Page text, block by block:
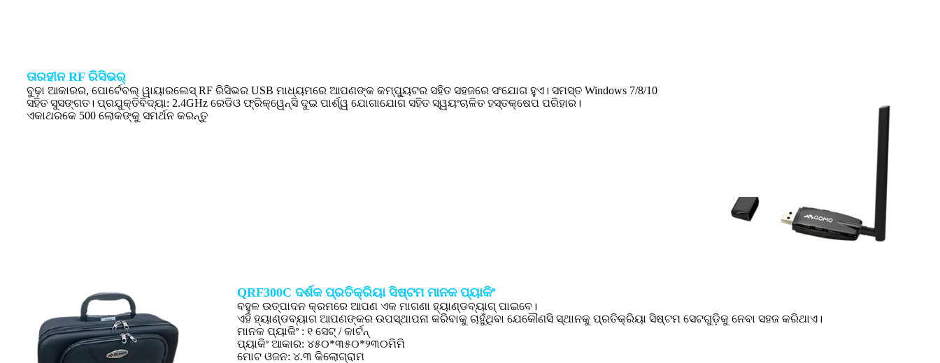
ତାରହୀନ RF ରିସିଭର୍
ବୁଢ଼ା ଆକାରର, ପୋର୍ଟେବଲ୍ ୱାୟାରଲେସ୍ RF ରିସିଭର USB ମାଧ୍ୟମରେ ଆପଣଙ୍କ କମ୍ପ୍ୟୁଟର ସହିତ ସହଜରେ ସଂଯୋଗ ହୁଏ। ସମସ୍ତ Windows 7/8/10
ସହିତ ସୁସଙ୍ଗତ। ପ୍ରଯୁକ୍ତିବିଦ୍ୟା: 2.4GHz ରେଡିଓ ଫ୍ରିକ୍ୱେନ୍ସି ଦୁଇ ପାର୍ଶ୍ୱ ଯୋଗାଯୋଗ ସହିତ ସ୍ୱୟଂଚାଳିତ ହସ୍ତକ୍ଷେପ ପରିହାର।
ଏକାଥରକେ 500 ଲୋକଙ୍କୁ ସମର୍ଥନ କରନ୍ତୁ
QRF300C ଦର୍ଶକ ପ୍ରତିକ୍ରିୟା ସିଷ୍ଟମ ମାନକ ପ୍ୟାକିଂ
ବହୁଳ ଉତ୍ପାଦନ କ୍ରମରେ ଆପଣ ଏକ ମାଗଣା ହ୍ୟାଣ୍ଡବ୍ୟାଗ୍ ପାଇବେ।
ଏହି ହ୍ୟାଣ୍ଡବ୍ୟାଗ ଆପଣଙ୍କର ଉପସ୍ଥାପନା କରିବାକୁ ଚାହୁଁଥିବା ଯେକୌଣସି ସ୍ଥାନକୁ ପ୍ରତିକ୍ରିୟା ସିଷ୍ଟମ ସେଟଗୁଡ଼ିକୁ ନେବା ସହଜ କରିଥାଏ।
ମାନକ ପ୍ୟାକିଂ : ୧ ସେଟ୍ / କାର୍ଟନ୍
ପ୍ୟାକିଂ ଆକାର: ୪୫୦*୩୫୦*୨୩୦ମିମି
ମୋଟ ଓଜନ: ୪.୩ କିଲୋଗ୍ରାମ